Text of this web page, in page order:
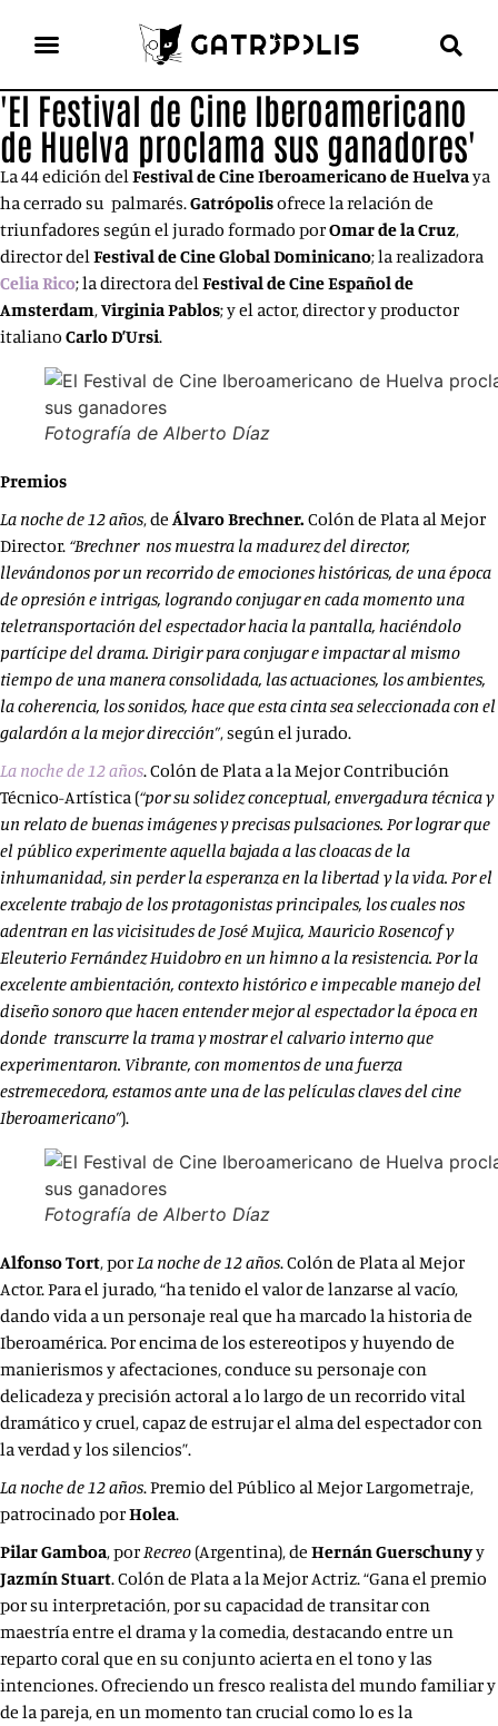
'El Festival de Cine Iberoamericano
de Huelva proclama sus ganadores'
La 44 edición delFestival de Cine Iberoamericano de Huelvaya
ha cerrado su palmarés.Gatrópolisofrece la relación de
triunfadores según el jurado formado porOmar de la Cruz,
director delFestival de Cine Global Dominicano; la realizadora
Celia Rico; la directora delFestival deCine Español de
Amsterdam,Virginia Pablos; y el actor, director y productor
italiano Carlo D’Ursi.
Fotografía de Alberto Díaz
Premios
La noche de 12 años, deÁlvaro Brechner. Colón de Plata al Mejor
Director. “Brechner nos muestra la madurez del director,
llevándonos por un recorrido de emociones históricas, de una época
de opresión e intrigas, logrando conjugar en cada momento una
teletransportación del espectador hacia la pantalla, haciéndolo
partícipe del drama. Dirigir para conjugar e impactar al mismo
tiempo de una manera consolidada, las actuaciones, los ambientes,
la coherencia, los sonidos, hace que esta cinta sea seleccionada con el
galardón a la mejor dirección”, según el jurado.
La noche de 12 años. Colón de Plata a la Mejor Contribución
Técnico-Artística (“por su solidez conceptual, envergadura técnica y
un relato de buenas imágenes y precisas pulsaciones. Por lograr que
el público experimente aquella bajada a las cloacas de la
inhumanidad, sin perder la esperanza en la libertad y la vida. Por el
excelente trabajo de los protagonistas principales, los cuales nos
adentran en las vicisitudes de José Mujica, Mauricio Rosencof y
Eleuterio Fernández Huidobro en un himno a la resistencia. Por la
excelente ambientación, contexto histórico e impecable manejo del
diseño sonoro que hacen entender mejor al espectador la época en
donde transcurre la trama y mostrar el calvario interno que
experimentaron. Vibrante, con momentos de una fuerza
estremecedora, estamos ante una de las películas claves del cine
Iberoamericano”).
Fotografía de Alberto Díaz
Alfonso Tort, porLa noche de 12 años. Colón de Plata al Mejor
Actor. Para el jurado, “ha tenido el valor de lanzarse al vacío,
dando vida a un personaje real que ha marcado la historia de
Iberoamérica. Por encima de los estereotipos y huyendo de
manierismos y afectaciones, conduce su personaje con
delicadeza y precisión actoral a lo largo de un recorrido vital
dramático y cruel, capaz de estrujar el alma del espectador con
la verdad y los silencios”.
La noche de 12 años. Premio del Público al Mejor Largometraje,
patrocinado porHolea.
Pilar Gamboa, porRecreo (Argentina), de HernánGuerschunyy
Jazmín Stuart. Colón de Plata a la Mejor Actriz. “Gana el premio
por su interpretación, por su capacidad de transitar con
maestría entre el drama y la comedia, destacando entre un
reparto coral que en su conjunto acierta en el tono y las
intenciones. Ofreciendo un fresco realista del mundo familiar y
de la pareja, en un momento tan crucial como lo es la